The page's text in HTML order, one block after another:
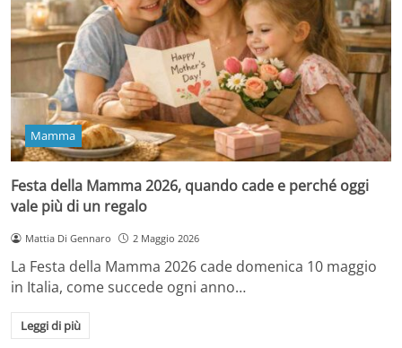
Mamma
Festa della Mamma 2026, quando cade e perché oggi
vale più di un regalo
Mattia Di Gennaro 2 Maggio 2026
La Festa della Mamma 2026 cade domenica 10 maggio
in Italia, come succede ogni anno…
Leggi di più